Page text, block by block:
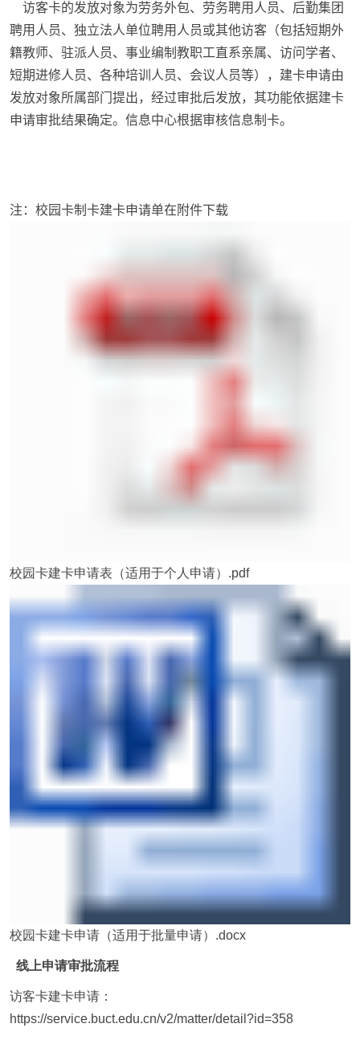
访客卡的发放对象为劳务外包、劳务聘用人员、后勤集团
聘用人员、独立法人单位聘用人员或其他访客（包括短期外
籍教师、驻派人员、事业编制教职工直系亲属、访问学者、
短期进修人员、各种培训人员、会议人员等），建卡申请由
发放对象所属部门提出，经过审批后发放，其功能依据建卡
申请审批结果确定。信息中心根据审核信息制卡。
注：校园卡制卡建卡申请单在附件下载
校园卡建卡申请表（适用于个人申请）.pdf
校园卡建卡申请（适用于批量申请）.docx
线上申请审批流程
访客卡建卡申请：
https://service.buct.edu.cn/v2/matter/detail?id=358